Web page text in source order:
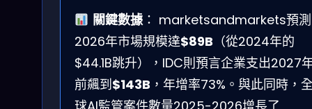
關鍵數據： marketsandmarkets預測
2026年市場規模達$89B （從2024年的
$44.1B跳升），IDC則預言企業支出2027
前飆到$143B ，年增率73%。與此同時，